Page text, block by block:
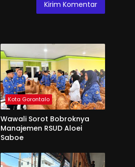
Kota Gorontalo
Wawali Sorot Bobroknya
Manajemen RSUD Aloei
Saboe